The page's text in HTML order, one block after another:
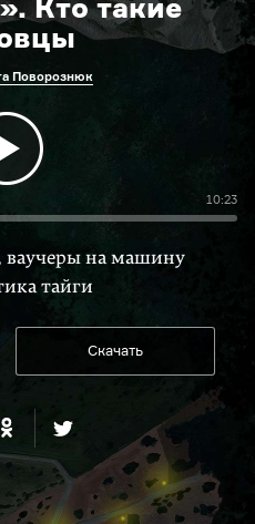
Кто такие
Поворознюк
10:23
на машину
тайги
Скачать